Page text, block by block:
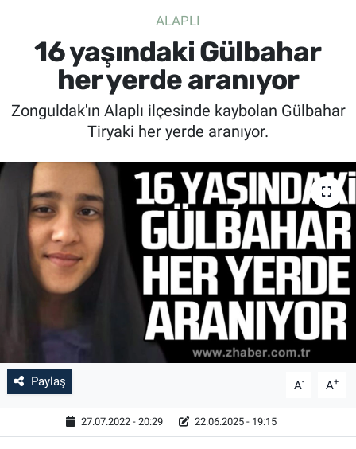
ALAPLI
16 yaşındaki Gülbahar
her yerde aranıyor
Zonguldak'ın Alaplı ilçesinde kaybolan Gülbahar
Tiryaki her yerde aranıyor.
Paylaş A- A+
27.07.2022 - 20:29 22.06.2025 - 19:15
SPOR
SAĞLIK